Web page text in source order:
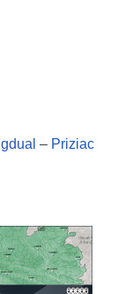
– Priziac